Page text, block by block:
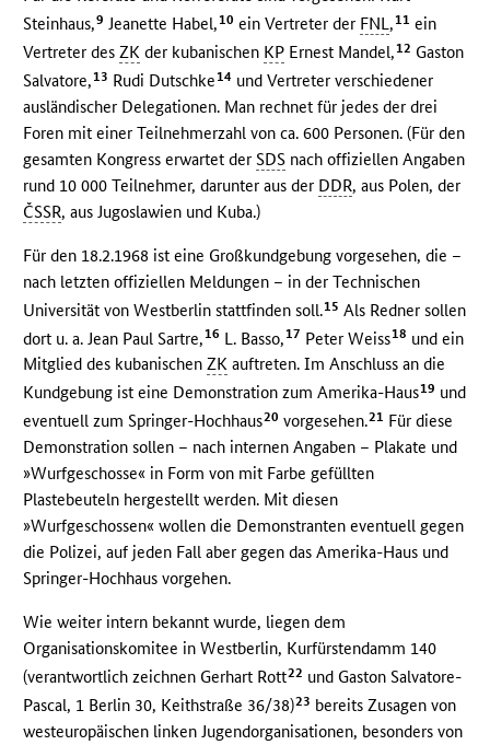
Steinhaus,9 Jeanette Habel,10 ein Vertreter der FNL,11 ein
Vertreter desZK der kubanischen KP Ernest Mandel,12 Gaston
Salvatore,13 Rudi Dutschke14 und Vertreter verschiedener
ausländischer Delegationen. Man rechnet für jedes der drei
Foren mit einer Teilnehmerzahl von ca. 600 Personen. (Für den
gesamten Kongress erwartet derSDS nach offiziellen Angaben
rund 10 000 Teilnehmer, darunter aus der DDR, aus Polen, der
ČSSR, aus Jugoslawien und Kuba.)
Für den 18.2.1968 ist eine Großkundgebung vorgesehen, die –
nach letzten offiziellen Meldungen – in der Technischen
Universität von Westberlin stattfinden soll.15 Als Redner sollen
dort u. a. Jean Paul Sartre,16 L. Basso,17 Peter Weiss18 und ein
Mitglied des kubanischenZK auftreten. Im Anschluss an die
Kundgebung ist eine Demonstration zum Amerika-Haus19 und
eventuell zum Springer-Hochhaus20 vorgesehen.21 Für diese
Demonstration sollen – nach internen Angaben – Plakate und
»Wurfgeschosse« in Form von mit Farbe gefüllten
Plastebeuteln hergestellt werden. Mit diesen
»Wurfgeschossen« wollen die Demonstranten eventuell gegen
die Polizei, auf jeden Fall aber gegen das Amerika-Haus und
Springer-Hochhaus vorgehen.
Wie weiter intern bekannt wurde, liegen dem
Organisationskomitee in Westberlin, Kurfürstendamm 140
(verantwortlich zeichnen Gerhart Rott22 und Gaston Salvatore-
Pascal, 1 Berlin 30, Keithstraße 36/38)23 bereits Zusagen von
westeuropäischen linken Jugendorganisationen, besonders von